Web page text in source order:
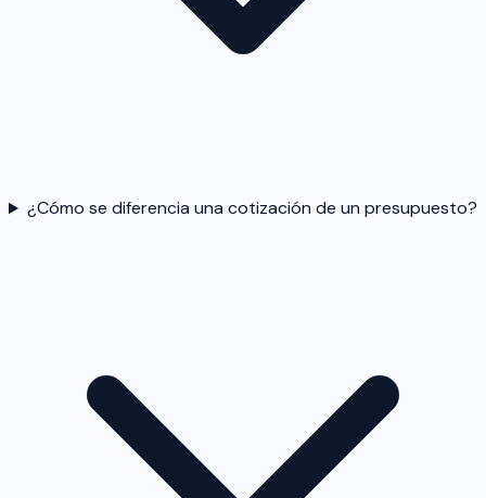
¿Cómo se diferencia una cotización de un presupuesto?